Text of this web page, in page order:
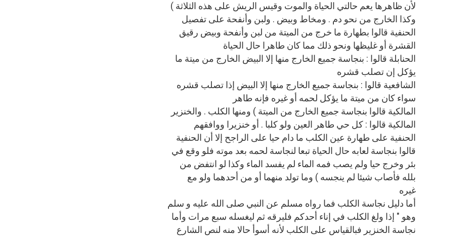
لأن ظاهرها يعم حالتي الحياة والموت وقيس الريش على هذه الثلاثة )
وكذا الخارج من نحو دم . ومخاط وبيض . ولبن وأنفحة على تفصيل
الحنفية قالوا بطهارة ما خرج من الميتة من لبن وأنفحة وبيض رقيق
القشرة أو غليظها ونحو ذلك مما كان طاهرا حال الحياة
الحنابلة قالوا : بنجاسة جميع الخارج منها إلا البيض الخارج من ميتة ما
يؤكل إن تصلب قشره
الشافعية قالوا : بنجاسة جميع الخارج منها إلا البيض إذا تصلب قشره
سواء كان من ميتة ما يؤكل لحمه أو غيره فإنه طاهر
المالكية قالوا بنجاسة جميع الخارج من الميتة ) ومنها الكلب . والخنزير
المالكية قالوا : كل حي طاهر العين ولو كلبا . أو خنزيرا ووافقهم
الحنفية على طهارة عين الكلب ما دام حيا على الراجح إلا أن الحنفية
قالوا بنجاسة لعابه حال الحياة تبعا لنجاسة لحمه بعد موته فلو وقع في
بئر وخرج حيا ولم يصب فمه الماء لم يفسد الماء وكذا لو انتفض من
بلله فأصاب شيئا لم ينجسه ) وما تولد منهما أو من أحدهما ولو مع
غيره
أما دليل نجاسة الكلب فما رواه مسلم عن النبي صلى الله عليه و سلم
وهو " إذا ولغ الكلب في إناء أحدكم فليرقه ثم ليغسله سبع مرات وأما
نجاسة الخنزير فبالقياس على الكلب لأنه أسوأ حالا منه لنص الشارع